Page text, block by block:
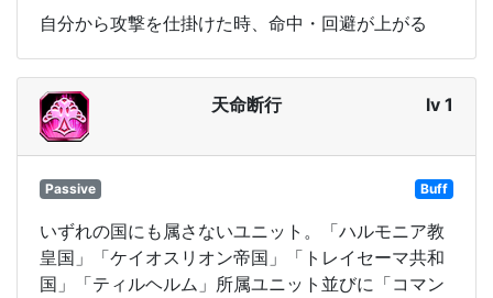
自分から攻撃を仕掛けた時、命中・回避が上がる
天命断行 lv 1
Passive Buff
いずれの国にも属さないユニット。「ハルモニア教
皇国」「ケイオスリオン帝国」「トレイセーマ共和
国」「ティルヘルム」所属ユニット並びに「コマン